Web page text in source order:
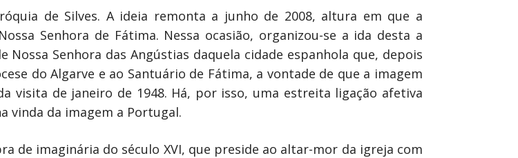
de Silves. A ideia remonta a junho de 2008, altura em que a
Senhora de Fátima. Nessa ocasião, organizou-se a ida desta a
Senhora das Angústias daquela cidade espanhola que, depois
do Algarve e ao Santuário de Fátima, a vontade de que a imagem
visita de janeiro de 1948. Há, por isso, uma estreita ligação afetiva
vinda da imagem a Portugal.
de imaginária do século XVI, que preside ao altar-mor da igreja com